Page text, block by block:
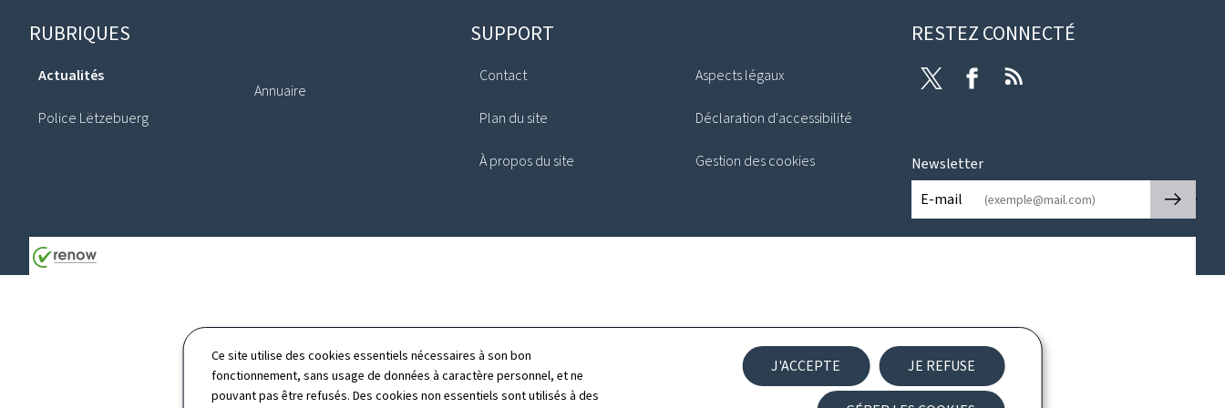
Ce site utilise des cookies essentiels nécessaires à son bon
fonctionnement, sans usage de données à caractère personnel, et ne
pouvant pas être refusés. Des cookies non essentiels sont utilisés à des
J'ACCEPTE JE REFUSE
Pied
de
RUBRIQUES
Actualités
Police Lëtzebuerg
Annuaire
SUPPORT
Contact
Plan du site
À propos du site
Aspects légaux
Déclaration d'accessibilité
Gestion des cookies
RESTEZ CONNECTÉ
Twitter Facebook
Newsletter
E-mail
🡒